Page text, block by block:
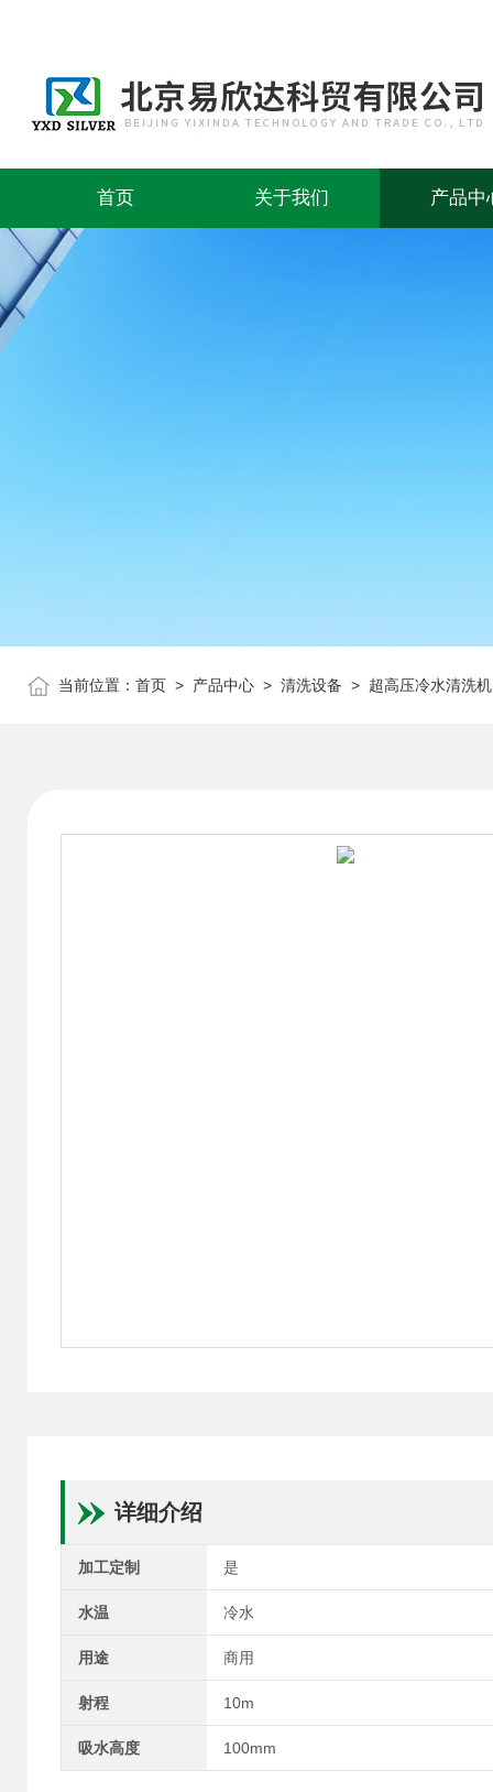
首页 关于我们 产品中
当前位置： 首页 > 产品中心 > 清洗设备 > 超高压冷水清洗机
详细介绍
加工定制 是
水温 冷水
用途 商用
射程 10m
吸水高度 100mm